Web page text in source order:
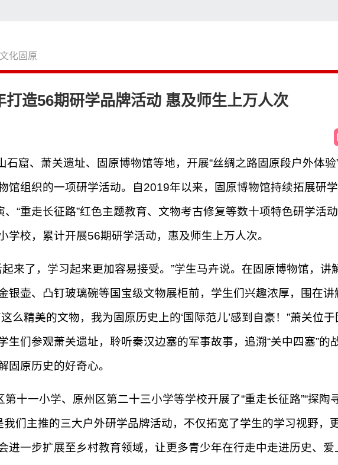
文化固原
搜索
搜索
打造56期研学品牌活动 惠及师生上万人次
窟、萧关遗址、固原博物馆等地，开展“丝绸之路固原段户外体验
馆组织的一项研学活动。自2019年以来，固原博物馆持续拓展研
“重走长征路”红色主题教育、文物考古修复等数十项特色研学活
校，累计开展56期研学活动，惠及师生上万人次。
来了，学习起来更加容易接受。”学生马卉说。在固原博物馆，讲
银壶、凸钉玻璃碗等国宝级文物展柜前，学生们兴趣浓厚，围在
么精美的文物，我为固原历史上的‘国际范儿’感到自豪！”萧关位
们参观萧关遗址，聆听秦汉边塞的军事故事，追溯“关中四塞”的
固原历史的好奇心。
十一小学、原州区第二十三小学等学校开展了“重走长征路”“探陶
是我们主推的三大户外研学品牌活动，不仅拓宽了学生的学习视野，
一步扩展至乡村教育领域，让更多青少年在行走中走进历史、爱